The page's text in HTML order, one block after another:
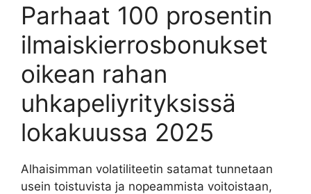
Parhaat 100 prosentin
ilmaiskierrosbonukset
oikean rahan
uhkapeliyrityksissä
lokakuussa 2025
Alhaisimman volatiliteetin satamat tunnetaan
usein toistuvista ja nopeammista voitoistaan,